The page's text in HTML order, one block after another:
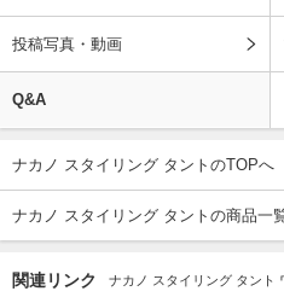
投稿写真・動画
Q&A
ナカノ スタイリング タントのTOPへ
ナカノ スタイリング タントの商品一
関連リンク ナカノ スタイリング タント